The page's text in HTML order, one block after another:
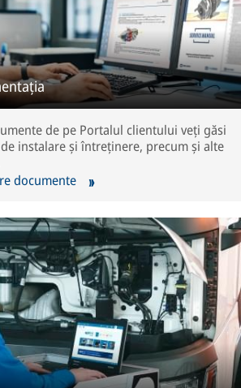
de pe Portalul clientului veți găsi
instalare și întreținere, precum și alte
documente